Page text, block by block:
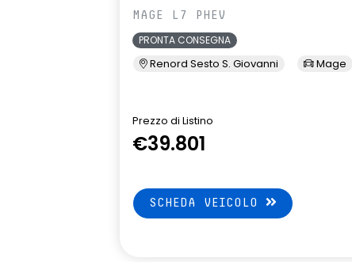
MAGE L7 PHEV
PRONTA CONSEGNA
Renord Sesto S. Giovanni Mage
Prezzo di Listino
€39.801
SCHEDA VEICOLO